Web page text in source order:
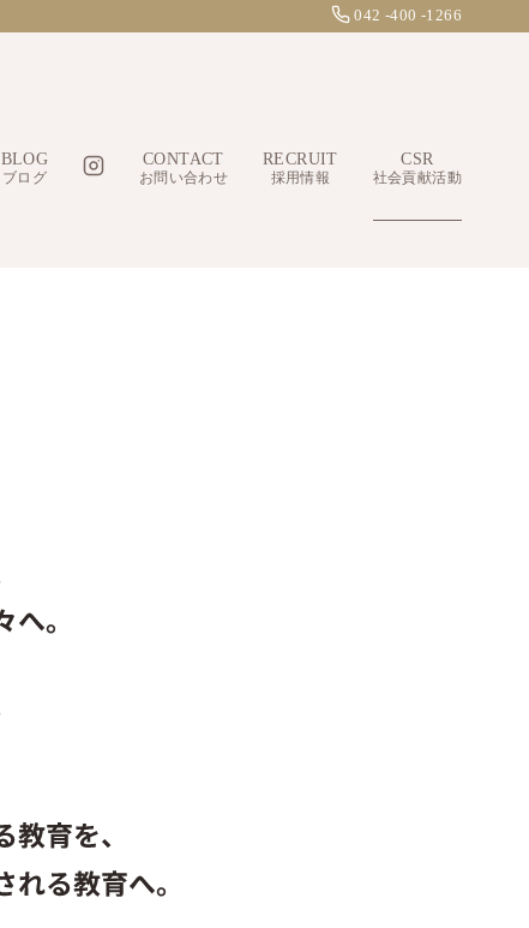
042 -400 -1266
BLOG
ブログ
CONTACT
お問い合わせ
RECRUIT
採用情報
CSR
社会貢献活動